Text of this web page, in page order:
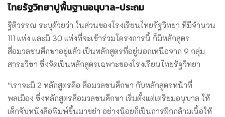
ไทยรัฐวิทยาปูพื้นฐานอนุบาล-ประถม
ฐิติวรรณ ระบุด้วยว่า ในส่วนของโรงเรียนไทยรัฐวิทยา ที่มีจำนวน
111 แห่ง และมี 30 แห่งที่จะเข้าร่วมโครงการนี้ ก็มีหลักสูตร
สื่อมวลชนศึกษาอยู่แล้ว เป็นหลักสูตรที่อยู่นอกเหนือจาก 9 กลุ่ม
สาระวิชา ซึ่งจัดเป็นหลักสูตรเฉพาะของโรงเรียนไทยรัฐวิทยา
“เราจะมี 2 หลักสูตรคือ สื่อมวลชนศึกษา กับหลักสูตรหน้าที่
พลเมือง ซึ่งหลักสูตรสื่อมวลชนศึกษา เริ่มตั้งแต่เตรียมอนุบาล ให้
เด็กจับหนังสือพิมพ์ขึ้นมาขยำ อย่างน้อยก็เป็นการฝึกกล้ามเนื้อให้